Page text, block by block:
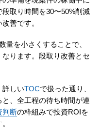
取り時間を30〜50%削減
善です。
量を小さくすることで、
ります。段取り改善とセ
詳しいTOCで扱った通り、
、全工程の待ち時間が連
判断の枠組みで投資ROIを